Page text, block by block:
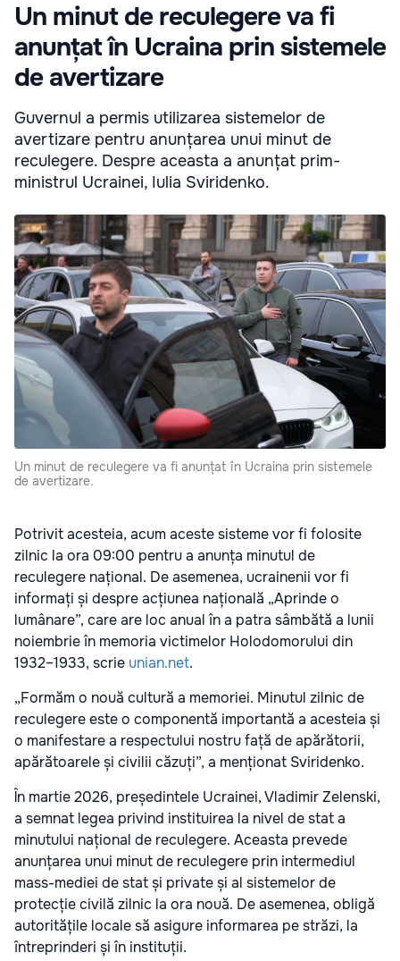
Un minut de reculegere va fi
anunțat în Ucraina prin sistemele
de avertizare
Guvernul a permis utilizarea sistemelor de
avertizare pentru anunțarea unui minut de
reculegere. Despre aceasta a anunțat prim-
ministrul Ucrainei, Iulia Sviridenko.
Un minut de reculegere va fi anunțat în Ucraina prin sistemele
de avertizare.
Potrivit acesteia, acum aceste sisteme vor fi folosite
zilnic la ora 09:00 pentru a anunța minutul de
reculegere național. De asemenea, ucrainenii vor fi
informați și despre acțiunea națională „Aprinde o
lumânare”, care are loc anual în a patra sâmbătă a lunii
noiembrie în memoria victimelor Holodomorului din
1932–1933, scrie unian.net.
„Formăm o nouă cultură a memoriei. Minutul zilnic de
reculegere este o componentă importantă a acesteia și
o manifestare a respectului nostru față de apărătorii,
apărătoarele și civilii căzuți”, a menționat Sviridenko.
În martie 2026, președintele Ucrainei, Vladimir Zelenski,
a semnat legea privind instituirea la nivel de stat a
minutului național de reculegere. Aceasta prevede
anunțarea unui minut de reculegere prin intermediul
mass-mediei de stat și private și al sistemelor de
protecție civilă zilnic la ora nouă. De asemenea, obligă
autoritățile locale să asigure informarea pe străzi, la
întreprinderi și în instituții.